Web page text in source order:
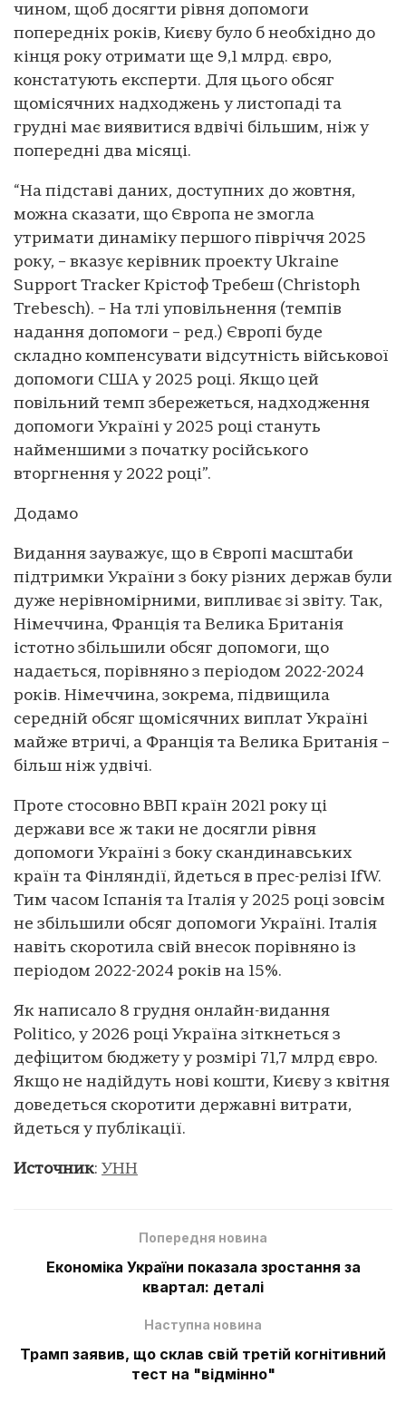
чином, щоб досягти рівня допомоги
попередніх років, Києву було б необхідно до
кінця року отримати ще 9,1 млрд. євро,
констатують експерти. Для цього обсяг
щомісячних надходжень у листопаді та
грудні має виявитися вдвічі більшим, ніж у
попередні два місяці.
“На підставі даних, доступних до жовтня,
можна сказати, що Європа не змогла
утримати динаміку першого півріччя 2025
року, – вказує керівник проекту Ukraine
Support Tracker Крістоф Требеш (Christoph
Trebesch). – На тлі уповільнення (темпів
надання допомоги – ред.) Європі буде
складно компенсувати відсутність військової
допомоги США у 2025 році. Якщо цей
повільний темп збережеться, надходження
допомоги Україні у 2025 році стануть
найменшими з початку російського
вторгнення у 2022 році”.
Додамо
Видання зауважує, що в Європі масштаби
підтримки України з боку різних держав були
дуже нерівномірними, випливає зі звіту. Так,
Німеччина, Франція та Велика Британія
істотно збільшили обсяг допомоги, що
надається, порівняно з періодом 2022-2024
років. Німеччина, зокрема, підвищила
середній обсяг щомісячних виплат Україні
майже втричі, а Франція та Велика Британія –
більш ніж удвічі.
Проте стосовно ВВП країн 2021 року ці
держави все ж таки не досягли рівня
допомоги Україні з боку скандинавських
країн та Фінляндії, йдеться в прес-релізі IfW.
Тим часом Іспанія та Італія у 2025 році зовсім
не збільшили обсяг допомоги Україні. Італія
навіть скоротила свій внесок порівняно із
періодом 2022-2024 років на 15%.
Як написало 8 грудня онлайн-видання
Politico, у 2026 році Україна зіткнеться з
дефіцитом бюджету у розмірі 71,7 млрд євро.
Якщо не надійдуть нові кошти, Києву з квітня
доведеться скоротити державні витрати,
йдеться у публікації.
Источник: УНН
Попередня новина
Економіка України показала зростання за
квартал: деталі
Наступна новина
Трамп заявив, що склав свій третій когнітивний
тест на "відмінно"